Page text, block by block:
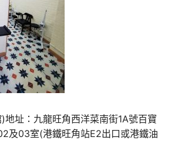
地址：九龍旺角西洋菜南街1A號百寶
及03室(港鐵旺角站E2出口或港鐵油